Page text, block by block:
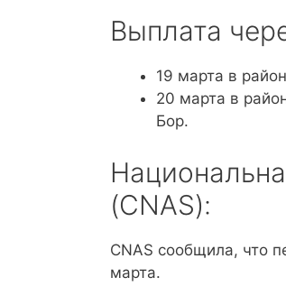
Выплата
19 марта в
20 марта в
Бор.
(CNAS):
CNAS сообщила, что
марта.